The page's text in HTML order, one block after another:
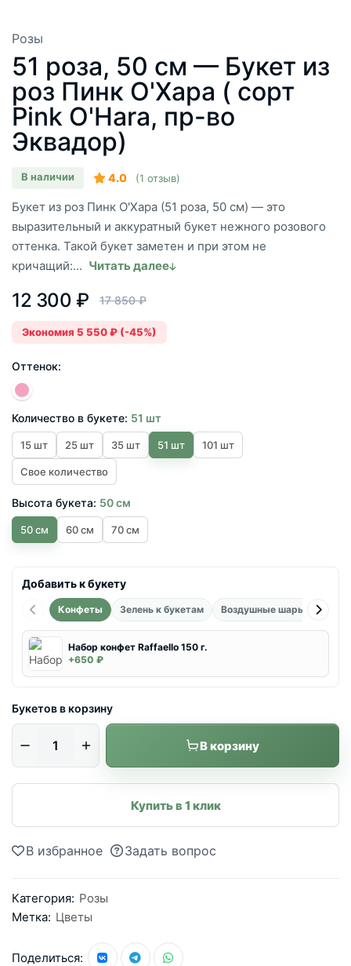
Розы
51 роза, 50 см — Букет из
роз Пинк О'Хара ( сорт
Pink O'Hara, пр-во
Эквадор)
В наличии 4.0 (1 отзыв)
Букет из роз Пинк О'Хара (51 роза, 50 см) — это
выразительный и аккуратный букет нежного розового
оттенка. Такой букет заметен и при этом не
кричащий:... Читать далее
12 300 ₽ 17 850 ₽
Экономия 5 550 ₽ (-45%)
Оттенок:
Количество в букете: 51 шт
15 шт 25 шт 35 шт 51 шт 101 шт
Свое количество
Высота букета: 50 см
50 см 60 см 70 см
Добавить к букету
Конфеты Зелень к букетам Воздушные шары
Набор конфет Raffaello 150 г.
+650 ₽
Букетов в корзину
В корзину
Купить в 1 клик
В избранное Задать вопрос
Категория: Розы
Метка: Цветы
Поделиться: